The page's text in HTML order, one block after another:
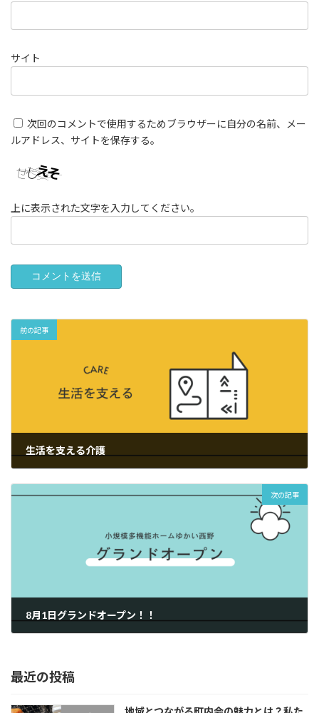
サイト
次回のコメントで使用するためブラウザーに自分の名前、メー
ルアドレス、サイトを保存する。
上に表示された文字を入力してください。
前の記事
生活を支える介護
次の記事
8月1日グランドオープン！！
最近の投稿